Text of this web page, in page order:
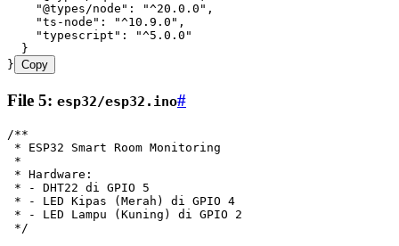
    "@types/node"
: "^20.0.0" ,
    "ts-node"
: "^10.9.0" ,
    "typescript"
:
"^5.0.0"
  }
} Copy
File 5: esp32/esp32.ino#
/**
* ESP32 Smart Room Monitoring
*
* Hardware:
* - DHT22 di GPIO 5
* - LED Kipas (Merah) di GPIO 4
* - LED Lampu (Kuning) di GPIO 2
*/